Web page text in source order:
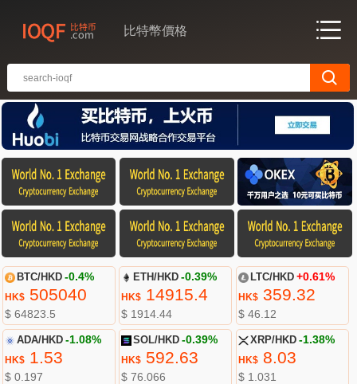
比特幣價格
BTC/HKD -0.4%
HK$505040
$ 64823.5
ETH/HKD -0.39%
HK$ 14915.4
$ 1914.44
LTC/HKD +0.61%
HK$359.32
$ 46.12
ADA/HKD -1.08%
HK$1.53
$ 0.197
SOL/HKD -0.39%
HK$ 592.63
$ 76.066
XRP/HKD -1.38%
HK$8.03
$ 1.031